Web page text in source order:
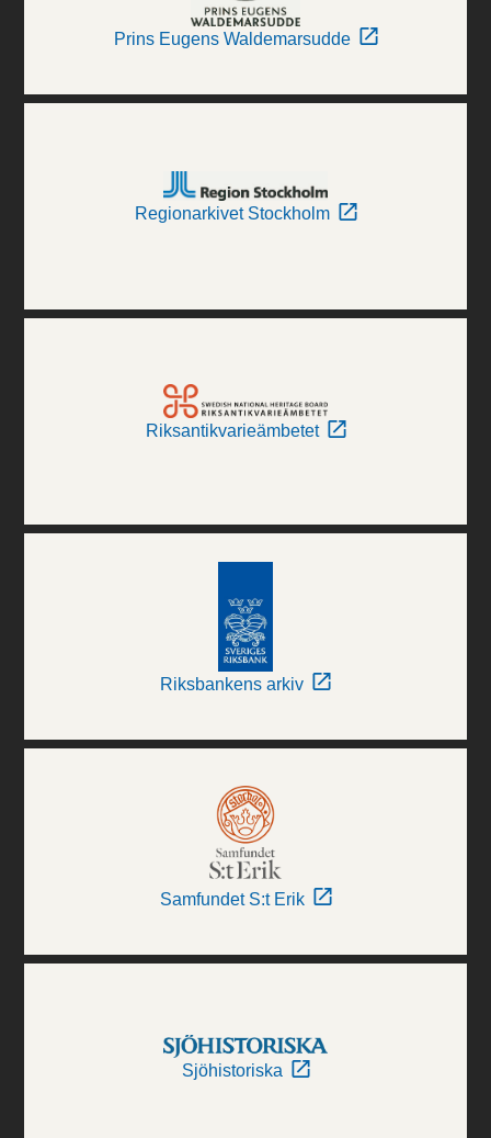
Prins Eugens Waldemarsudde
Regionarkivet Stockholm
Riksantikvarieämbetet
Riksbankens arkiv
Samfundet S:t Erik
Sjöhistoriska